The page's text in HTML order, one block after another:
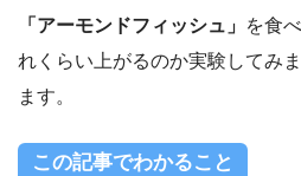
「アーモンドフィッシュ」 を食
れくらい上がるのか実験してみ
ます。
この記事でわかること